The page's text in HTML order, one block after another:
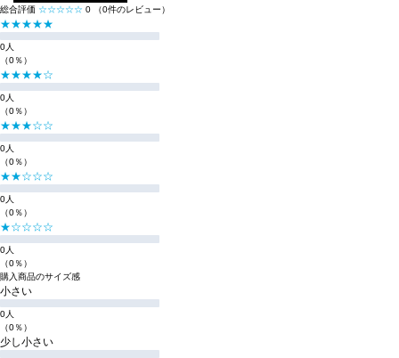
総合評価 ☆☆☆☆☆ 0 （0件のレビュー）
★★★★★
0人
（0％）
★★★★☆
0人
（0％）
★★★☆☆
0人
（0％）
★★☆☆☆
0人
（0％）
★☆☆☆☆
0人
（0％）
購入商品のサイズ感
小さい
0人
（0％）
少し小さい